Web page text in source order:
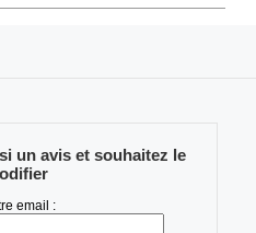
un avis et souhaitez le
email :